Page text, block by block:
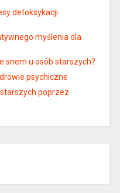
detoksykacji
myślenia dla
snem u osób starszych?
psychiczne
poprzez